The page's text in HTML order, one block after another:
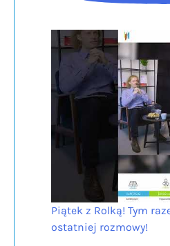
Piątek z Rolką! Tym
ostatniej rozmowy!